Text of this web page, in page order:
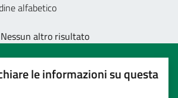
alfabetico
Nessun altro risultato
le informazioni su questa